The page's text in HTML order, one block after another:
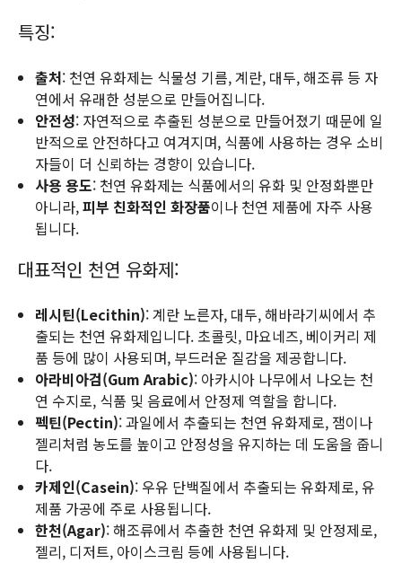
특징:
출처: 천연 유화제는 식물성 기름, 계란, 대두, 해조류 등 자
연에서 유래한 성분으로 만들어집니다.
안전성: 자연적으로 추출된 성분으로 만들어졌기 때문에 일
반적으로 안전하다고 여겨지며, 식품에 사용하는 경우 소비
자들이 더 신뢰하는 경향이 있습니다.
사용 용도: 천연 유화제는 식품에서의 유화 및 안정화뿐만
아니라,피부 친화적인 화장품이나 천연 제품에 자주 사용
됩니다.
대표적인 천연 유화제:
레시틴(Lecithin): 계란 노른자, 대두, 해바라기씨에서 추
출되는 천연 유화제입니다. 초콜릿, 마요네즈, 베이커리 제
품 등에 많이 사용되며, 부드러운 질감을 제공합니다.
아라비아검(Gum Arabic): 아카시아 나무에서 나오는 천
연 수지로, 식품 및 음료에서 안정제 역할을 합니다.
펙틴(Pectin): 과일에서 추출되는 천연 유화제로, 잼이나
젤리처럼 농도를 높이고 안정성을 유지하는 데 도움을 줍니
다.
카제인(Casein): 우유 단백질에서 추출되는 유화제로, 유
제품 가공에 주로 사용됩니다.
한천(Agar): 해조류에서 추출한 천연 유화제 및 안정제로,
젤리, 디저트, 아이스크림 등에 사용됩니다.